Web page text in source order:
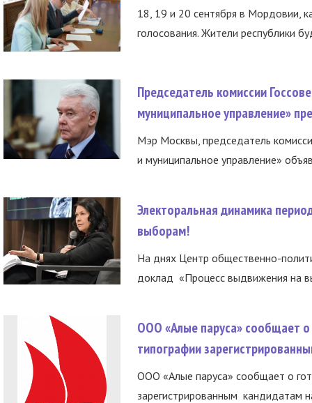
18, 19 и 20 сентября в Мордовии,
голосования. Жители республики
Председатель комиссии
муниципальное управление»
Мэр Москвы, председатель
и муниципальное управление»
Электоральная динамика
выборам!
На днях Центр общественно-
доклад «Процесс выдвижения на
ООО «Алые паруса» сообщает о
типографии
ООО «Алые паруса» сообщает о
зарегистрированным кандидатам